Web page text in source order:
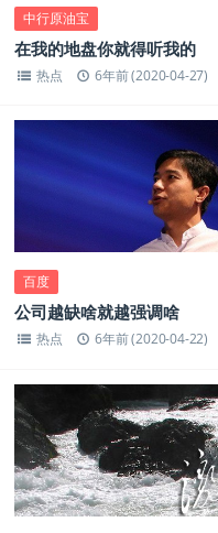
中行原油宝
在我的地盘你就得听我的
热点 6年前 (2020-04-27)
百度
公司越缺啥就越强调啥
热点 6年前 (2020-04-22)